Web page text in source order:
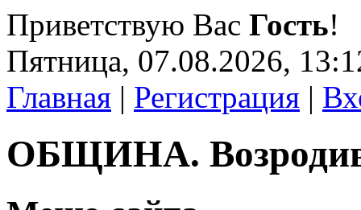
Приветствую Вас Гость!
Пятница, 07.08.2026,
Главная | Регистрация |
ОБЩИНА.